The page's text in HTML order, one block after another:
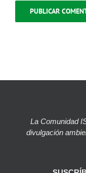
La Comunidad
divulgación